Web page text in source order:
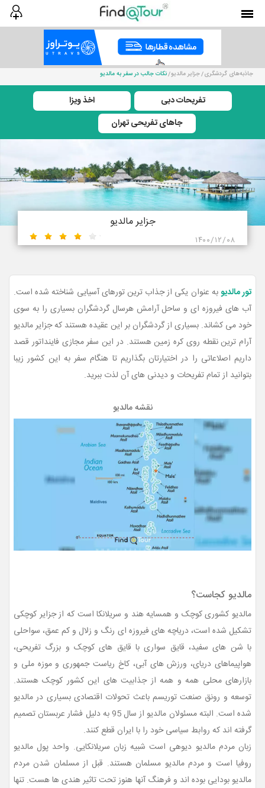
جاذبه‌های گردشگری جزایر مالدیو نکات جالب در سفر به مالدیو
تفریحات دبی
اخذ ویزا
جاهای تفریحی تهران
جزایر مالدیو
۱۴۰۰/۱۲/۰۸
تور مالدیوبه عنوان یکی از جذاب ترین تورهای آسیایی شناخته شده است.
آب های فیروزه ای و ساحل آرامش هرسال گردشگران بسیاری را به سوی
خود می کشاند. بسیاری از گردشگران بر این عقیده هستند که جزایر مالدیو
آرام ترین نقطه روی کره زمین هستند. در این سفر مجازی فاینداتور قصد
داریم اصلاعاتی را در اختیارتان بگذاریم تا هنگام سفر به این کشور زیبا
بتوانید از تمام تفریحات و دیدنی های آن لذت ببرید.
نقشه مالدیو
مالدیو کجاست؟
مالدیو کشوری کوچک و همسایه هند و سریلانکا است که از جزایر کوچکی
تشکیل شده است، دریاچه های فیروزه ای رنگ و زلال و کم عمق، سواحلی
با شن های سفید، قایق سواری با قایق های کوچک و بزرگ تفریحی،
هواپیماهای دریای، ورزش های آبی، کاخ ریاست جمهوری و موزه ملی و
بازارهای محلی همه و همه از جذابیت های این کشور کوچک هستند.
توسعه و رونق صنعت توریسم باعث تحولات اقتصادی بسیاری در مالدیو
شده است. البته مسئولان مالدیو از سال 95 به دلیل فشار عربستان تصمیم
گرفته اند که روابط سیاسی خود را با ایران قطع کنند.
زبان مردم مالدیو دیوهی است شبیه زبان سریلانکایی. واحد پول مالدیو
روفیا است و مردم مالدیو مسلمان هستند. قبل از مسلمان شدن مردم
مالدیو بودایی بوده اند و فرهنگ آنها هنوز تحت تاثیر هندی ها هست. تنها